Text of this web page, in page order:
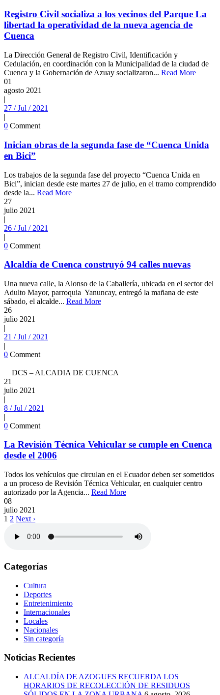
Registro Civil socializa a los vecinos del Parque La
libertad la operatividad de la nueva agencia de
Cuenca
La Dirección General de Registro Civil, Identificación y
Cedulación, en coordinación con la Municipalidad de la ciudad de
Cuenca y la Gobernación de Azuay socializaron... Read More
01
agosto 2021
|
27 / Jul / 2021
|
0 Comment
Inician obras de la segunda fase de “Cuenca Unida
en Bici”
Los trabajos de la segunda fase del proyecto “Cuenca Unida en
Bici”, inician desde este martes 27 de julio, en el tramo comprendido
desde la... Read More
27
julio 2021
|
26 / Jul / 2021
|
0 Comment
Alcaldía de Cuenca construyó 94 calles nuevas
Una nueva calle, la Alonso de la Caballería, ubicada en el sector del
Adulto Mayor, parroquia Yanuncay, entregó la mañana de este
sábado, el alcalde... Read More
26
julio 2021
|
21 / Jul / 2021
|
0 Comment
DCS – ALCADIA DE CUENCA
21
julio 2021
|
8 / Jul / 2021
|
0 Comment
La Revisión Técnica Vehicular se cumple en Cuenca
desde el 2006
Todos los vehículos que circulan en el Ecuador deben ser sometidos
a un proceso de Revisión Técnica Vehicular, en cualquier centro
autorizado por la Agencia... Read More
08
julio 2021
1 2 Next ›
Categorías
Cultura
Deportes
Entretenimiento
Internacionales
Locales
Nacionales
Sin categoría
Noticias Recientes
ALCALDÍA DE AZOGUES RECUERDA LOS
HORARIOS DE RECOLECCIÓN DE RESIDUOS